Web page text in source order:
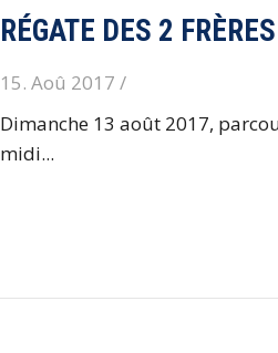
RÉGATE DES 2 FRÈRES
15. Aoû 2017 /
Dimanche 13 août 2017,
midi...